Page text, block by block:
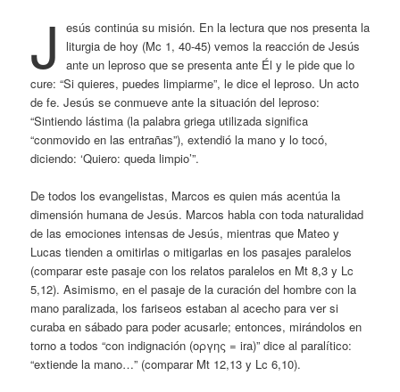
J
esús continúa su misión. En la lectura que nos presenta la
liturgia de hoy (Mc 1, 40-45) vemos la reacción de Jesús
ante un leproso que se presenta ante Él y le pide que lo
cure: “Si quieres, puedes limpiarme”, le dice el leproso. Un acto
de fe. Jesús se conmueve ante la situación del leproso:
“Sintiendo lástima (la palabra griega utilizada significa
“conmovido en las entrañas”), extendió la mano y lo tocó,
diciendo: ‘Quiero: queda limpio’”.
De todos los evangelistas, Marcos es quien más acentúa la
dimensión humana de Jesús. Marcos habla con toda naturalidad
de las emociones intensas de Jesús, mientras que Mateo y
Lucas tienden a omitirlas o mitigarlas en los pasajes paralelos
(comparar este pasaje con los relatos paralelos en Mt 8,3 y Lc
5,12). Asimismo, en el pasaje de la curación del hombre con la
mano paralizada, los fariseos estaban al acecho para ver si
curaba en sábado para poder acusarle; entonces, mirándolos en
torno a todos “con indignación (οργης = ira)” dice al paralítico:
“extiende la mano…” (comparar Mt 12,13 y Lc 6,10).